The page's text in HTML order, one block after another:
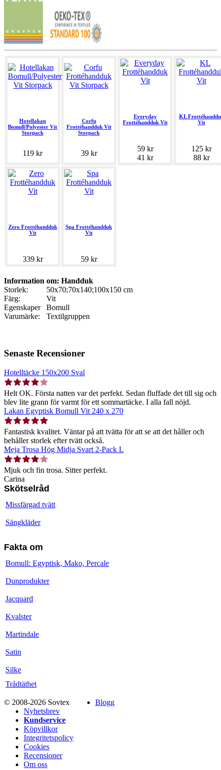
Hotellakan
Bomull/Polyester Vit
Storpack
119 kr
Corfu
Frottéhandduk Vit
Storpack
39 kr
Everyday
Frottéhandduk Vit
59 kr
41 kr
KL
Vit
125 kr
88 kr
Zero Frottéhandduk
Vit
339 kr
Spa Frottéhandduk
Vit
59 kr
Information om: Handduk
Storlek:
50x70;70x140;100x150 cm
Färg:
Vit
Egenskaper
Bomull
Varumärke:
Textilgruppen
Senaste Recensioner
Hotelltäcke 150x200 Sval
Helt OK. Första natten var det perfekt. Sedan fluffade det till sig och
blev lite grann för varmt för ett sommartäcke. I alla fall nöjd.
Lakan Egyptisk Bomull Vit 240 x 270
Fantastisk kvalitet. Väntar på att tvätta för att se att det håller och
behåller storlek efter tvätt också.
Meja Trosa Hög Midja Svart 2-Pack L
Mjuk och fin trosa. Sitter perfekt.
Carina
Skötselråd
Missfärgad tvätt
Sängkläder
Fakta om
Bomull: Egyptisk, Mako, Percale
Dunprodukter
Jacquard
Kvalster
Martindale
Satin
Silke
Trådtäthet
© 2008-2026 Sovtex
Blogg
Nyhetsbrev
Kundservice
Köpvillkor
Integritetspolicy
Cookies
Recensioner
Om oss